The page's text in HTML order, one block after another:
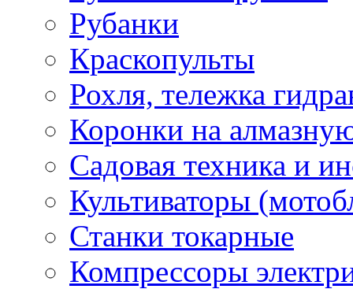
Рубанки
Краскопульты
Рохля, тележка
Коронки на
Садовая техника и
Культиваторы
Станки токарные
Компрессоры